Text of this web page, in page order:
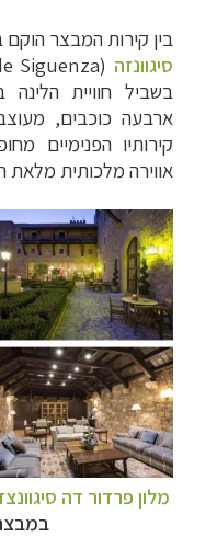
בין קירות המבצר הוקם
סיגוונזה (
Siguenza
בשביל חוויית
ארבעה כוכבים, מעוצב
קירותיו הפנימיים
אווירה מלכותית מלאת
מלון פרדור דה